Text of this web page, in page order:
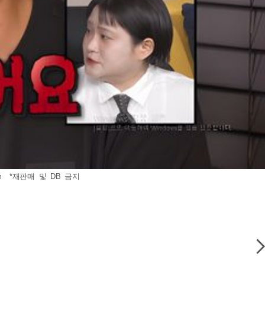
*재판매 및 DB 금지